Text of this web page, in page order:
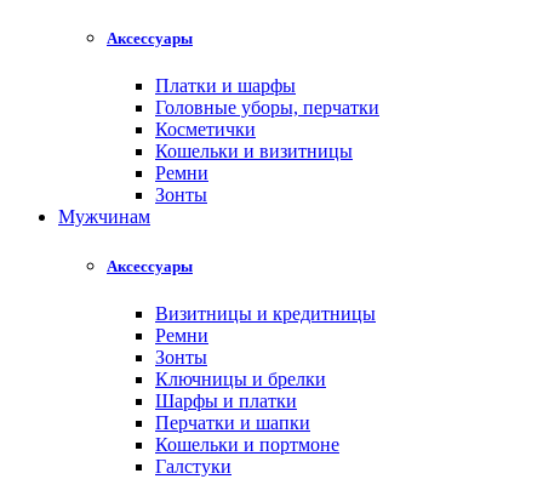
Аксессуары
Платки и шарфы
Головные уборы, перчатки
Косметички
Кошельки и визитницы
Ремни
Зонты
Мужчинам
Аксессуары
Визитницы и кредитницы
Ремни
Зонты
Ключницы и брелки
Шарфы и платки
Перчатки и шапки
Кошельки и портмоне
Галстуки